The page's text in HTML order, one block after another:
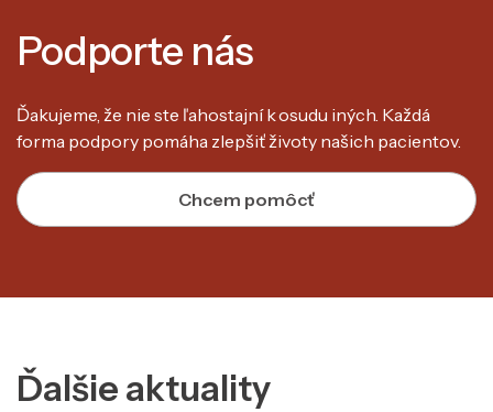
Podporte nás
Ďakujeme, že nie ste ľahostajní k osudu iných. Každá
forma podpory pomáha zlepšiť životy našich pacientov.
Chcem pomôcť
Ďalšie aktuality